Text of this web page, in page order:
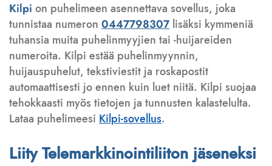
Kilpi on puhelimeen asennettava sovellus, joka
tunnistaa numeron 0447798307lisäksi kymmeniä
tuhansia muita puhelinmyyjien tai -huijareiden
numeroita. Kilpi estää puhelinmyynnin,
huijauspuhelut, tekstiviestit ja roskapostit
automaattisesti jo ennen kuin luet niitä. Kilpi suojaa
tehokkaasti myös tietojen ja tunnusten kalastelulta.
Lataa puhelimeesi Kilpi-sovellus.
Liity Telemarkkinointiliiton jäseneksi